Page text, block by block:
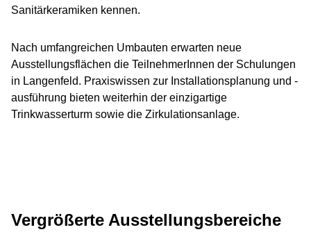
Sanitärkeramiken kennen.
Nach umfangreichen Umbauten erwarten neue
Ausstellungsflächen die TeilnehmerInnen der Schulungen
in Langenfeld. Praxiswissen zur Installationsplanung und -
ausführung bieten weiterhin der einzigartige
Trinkwasserturm sowie die Zirkulationsanlage.
Vergrößerte Ausstellungsbereiche